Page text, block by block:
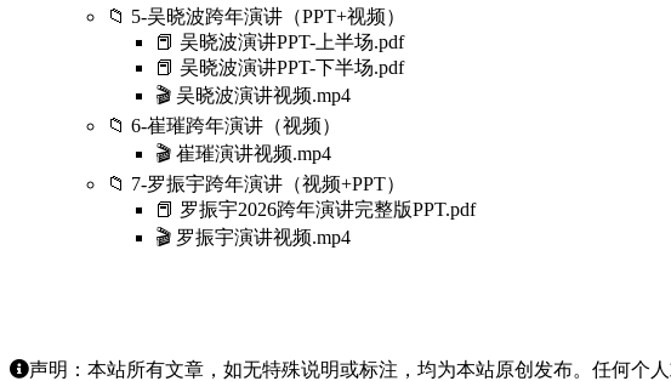
📁 5-吴晓波跨年演讲（PPT+视频）
📕 吴晓波演讲PPT-上半场.pdf
📕 吴晓波演讲PPT-下半场.pdf
🎬 吴晓波演讲视频.mp4
📁 6-崔璀跨年演讲（视频）
🎬 崔璀演讲视频.mp4
📁 7-罗振宇跨年演讲（视频+PPT）
📕 罗振宇2026跨年演讲完整版PPT.pdf
🎬 罗振宇演讲视频.mp4
声明：本站所有文章，如无特殊说明或标注，均为本站原创发布。任何个